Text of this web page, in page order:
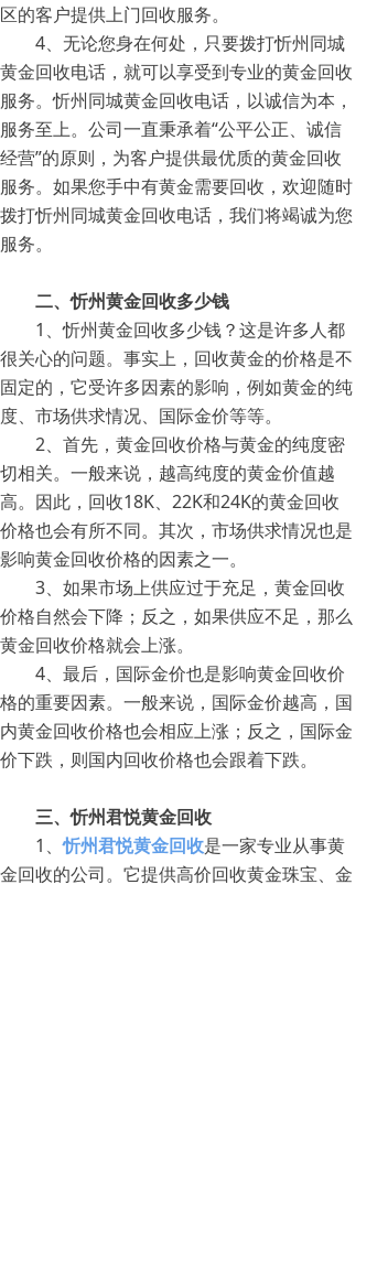
区的客户提供上门回收服务。
4、无论您身在何处，只要拨打忻州同城
黄金回收电话，就可以享受到专业的黄金回收
服务。忻州同城黄金回收电话，以诚信为本，
服务至上。公司一直秉承着“公平公正、诚信
经营”的原则，为客户提供最优质的黄金回收
服务。如果您手中有黄金需要回收，欢迎随时
拨打忻州同城黄金回收电话，我们将竭诚为您
服务。
二、忻州黄金回收多少钱
1、忻州黄金回收多少钱？这是许多人都
很关心的问题。事实上，回收黄金的价格是不
固定的，它受许多因素的影响，例如黄金的纯
度、市场供求情况、国际金价等等。
2、首先，黄金回收价格与黄金的纯度密
切相关。一般来说，越高纯度的黄金价值越
高。因此，回收18K、22K和24K的黄金回收
价格也会有所不同。其次，市场供求情况也是
影响黄金回收价格的因素之一。
3、如果市场上供应过于充足，黄金回收
价格自然会下降；反之，如果供应不足，那么
黄金回收价格就会上涨。
4、最后，国际金价也是影响黄金回收价
格的重要因素。一般来说，国际金价越高，国
内黄金回收价格也会相应上涨；反之，国际金
价下跌，则国内回收价格也会跟着下跌。
三、忻州君悦黄金回收
1、忻州君悦黄金回收是一家专业从事黄
金回收的公司。它提供高价回收黄金珠宝、金